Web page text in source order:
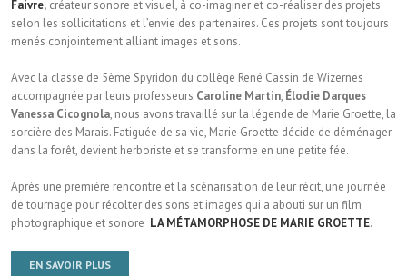
Faivre, créateur sonore et visuel, à co-imaginer et co-réaliser des projets
selon les sollicitations et l’envie des partenaires. Ces projets sont toujours
menés conjointement alliant images et sons.
Avec la classe de 5ème Spyridon du collège René Cassin de Wizernes
accompagnée par leurs professeurs Caroline Martin, Élodie Darques
Vanessa Cicognola, nous avons travaillé sur la légende de Marie Groette, la
sorcière des Marais. Fatiguée de sa vie, Marie Groette décide de déménager
dans la forêt, devient herboriste et se transforme en une petite fée.
Après une première rencontre et la scénarisation de leur récit, une journée
de tournage pour récolter des sons et images qui a abouti sur un film
photographique et sonore LA MÉTAMORPHOSE DE MARIE GROETTE.
EN SAVOIR PLUS